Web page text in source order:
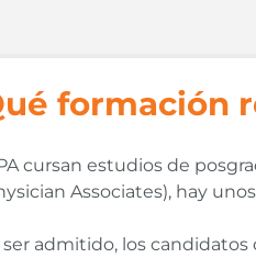
formación
cursan estudios de
Associates), hay
ser admitido, los